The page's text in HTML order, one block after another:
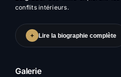
conflits intérieurs.
+ Lire la biographie complète
Galerie